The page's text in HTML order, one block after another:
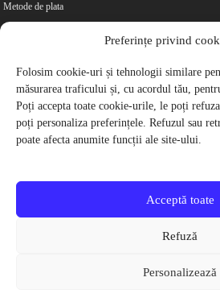
Preferințe privind
Folosim cookie-uri și tehnologii similare
măsurarea traficului și, cu acordul tău,
Poți accepta toate cookie-urile, le poți
poți personaliza preferințele. Refuzul sau
poate afecta anumite funcții ale site-ului.
Acceptă toate
Refuză
Personalizează
Metode de plata
Retur
Cariere
Politica de Confidentialitate
Politica de cookie-uri